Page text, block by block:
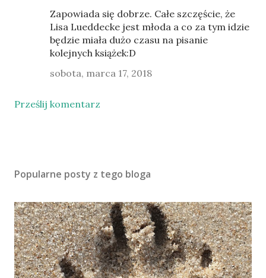
Zapowiada się dobrze. Całe szczęście, że
Lisa Lueddecke jest młoda a co za tym idzie
będzie miała dużo czasu na pisanie
kolejnych książek:D
sobota, marca 17, 2018
Prześlij komentarz
Popularne posty z tego bloga